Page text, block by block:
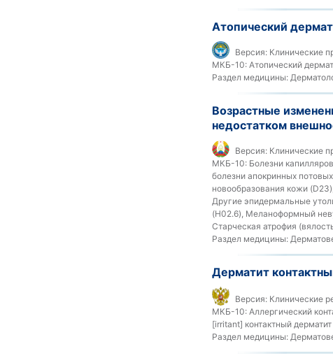
Атопический
Версия: Клинические
МКБ-10: Атопический
Раздел медицины:
Возрастные
недостатком
Версия: Клинические
МКБ-10: Болезни
болезни апокринных
новообразования кожи
Другие эпидермальные
(H02.6), Меланоформный
Старческая атрофия
Раздел медицины:
Дерматит
Версия: Клинические
МКБ-10: Аллергический
[irritant] контактный
Раздел медицины: